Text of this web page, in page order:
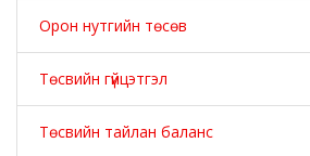
Орон нутгийн төсөв
Төсвийн гүйцэтгэл
Төсвийн тайлан баланс